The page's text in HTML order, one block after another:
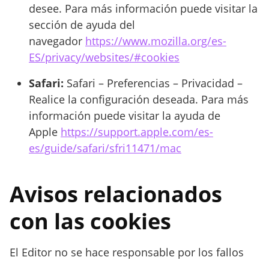
desee. Para más información puede visitar la
sección de ayuda del
navegador https://www.mozilla.org/es-
ES/privacy/websites/#cookies
Safari: Safari – Preferencias – Privacidad –
Realice la configuración deseada. Para más
información puede visitar la ayuda de
Apple https://support.apple.com/es-
es/guide/safari/sfri11471/mac
Avisos relacionados
con las cookies
El Editor no se hace responsable por los fallos